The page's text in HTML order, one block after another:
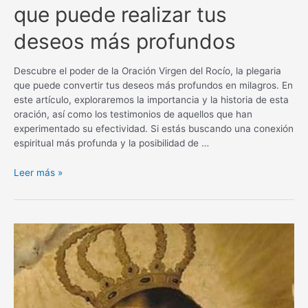
que puede realizar tus
deseos más profundos
Descubre el poder de la Oración Virgen del Rocío, la plegaria
que puede convertir tus deseos más profundos en milagros. En
este artículo, exploraremos la importancia y la historia de esta
oración, así como los testimonios de aquellos que han
experimentado su efectividad. Si estás buscando una conexión
espiritual más profunda y la posibilidad de …
Oración
del
para
un
milagro:
La
plegaria
Leer más »